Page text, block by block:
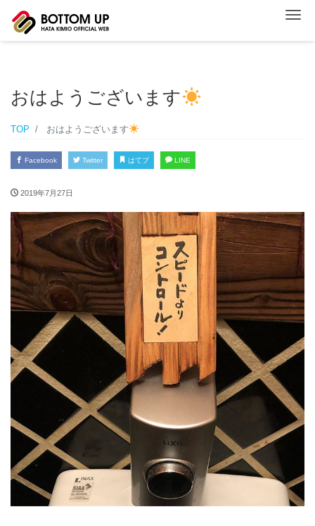
ナ
おはようございます
TOP おはようございます
Facebook Twitter はてブ LINE
2019年7月27日